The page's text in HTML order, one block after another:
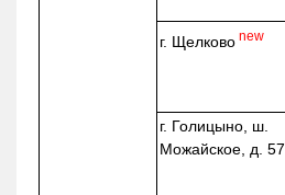
г. Щелково new
г. Голицыно, ш.
Можайское, д. 57